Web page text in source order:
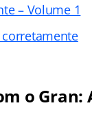
– Volume 1
o Gran: